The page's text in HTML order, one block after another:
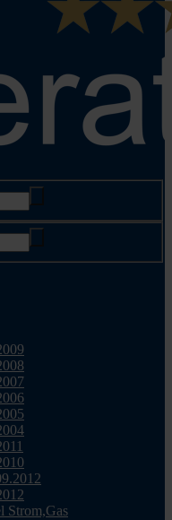
Strom,Gas